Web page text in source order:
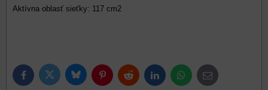
Aktívna oblasť sieťky: 117 cm2
FacebookTwitter BlueskyPinterestReddit LinkedInWhatsApp
E-
mail